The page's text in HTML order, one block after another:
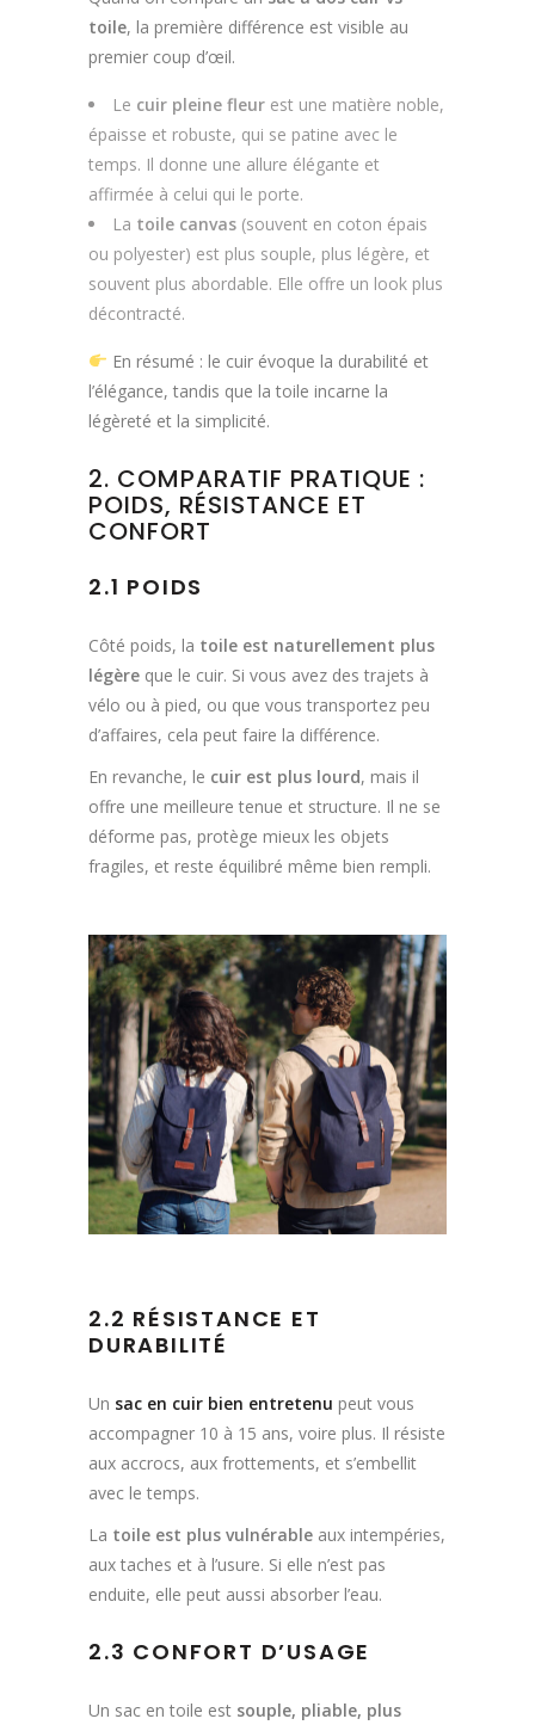
toile, la première différence est visible au
premier coup d’œil.
Le cuir pleine fleur est une matière noble,
épaisse et robuste, qui se patine avec le
temps. Il donne une allure élégante et
affirmée à celui qui le porte.
La toile canvas (souvent en coton épais
ou polyester) est plus souple, plus légère, et
souvent plus abordable. Elle offre un look plus
décontracté.
En résumé : le cuir évoque la durabilité et
l’élégance, tandis que la toile incarne la
légèreté et la simplicité.
2. COMPARATIF PRATIQUE :
POIDS, RÉSISTANCE ET
CONFORT
2.1 POIDS
Côté poids, la toile est naturellement plus
légère que le cuir. Si vous avez des trajets à
vélo ou à pied, ou que vous transportez peu
d’affaires, cela peut faire la différence.
En revanche, le cuir est plus lourd, mais il
offre une meilleure tenue et structure. Il ne se
déforme pas, protège mieux les objets
fragiles, et reste équilibré même bien rempli.
2.2 RÉSISTANCE ET
DURABILITÉ
Un sac en cuir bien entretenu peut vous
accompagner 10 à 15 ans, voire plus. Il résiste
aux accrocs, aux frottements, et s’embellit
avec le temps.
La toile est plus vulnérable aux intempéries,
aux taches et à l’usure. Si elle n’est pas
enduite, elle peut aussi absorber l’eau.
2.3 CONFORT D’USAGE
Un sac en toile est souple, pliable, plus